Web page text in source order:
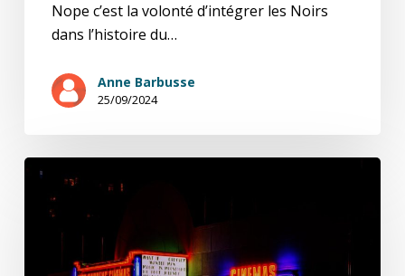
Nope c’est la volonté d’intégrer les Noirs
dans l’histoire du…
Anne Barbusse
25/09/2024
jouer
théâtre